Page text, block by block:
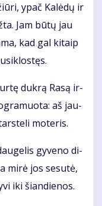
ypač Ka­lė­dų ir
Jam bū­tų jau
kad gal ki­taip
duk­rą Ra­są ir­
aš jau­
mo­te­ris.
gy­ve­no di­
mi­rė jos se­su­tė,
iki šian­die­nos.